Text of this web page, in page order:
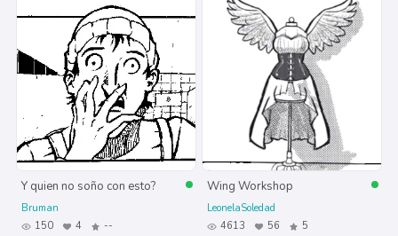
Y quien no soño con esto?
Bruman
150
4 --
Wing Workshop
LeonelaSoledad
4613
56 5